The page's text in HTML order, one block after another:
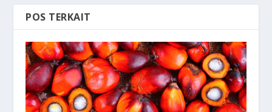
POS TERKAIT